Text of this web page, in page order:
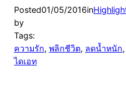
Posted01/05/2016in
by
Tags:
ความรัก, พลิกชีวิต, ลดน้ำหนัก,
ไดเอท